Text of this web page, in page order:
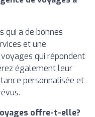
qui a de bonnes
et une
qui répondent
également leur
personnalisée et
offre-t-elle?